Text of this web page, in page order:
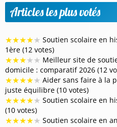
Articles les plus votés
★★★★★ Soutien scolaire en
1ère (12 votes)
★★★★★ Meilleur site de
domicile : comparatif 2026 (12
★★★★★ Aider sans faire à la
juste équilibre (10 votes)
★★★★★ Soutien scolaire en
(10 votes)
★★★★★ Soutien scolaire en